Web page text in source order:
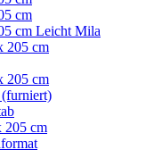
cm
cm Leicht Mila
205 cm
205 cm
205 cm